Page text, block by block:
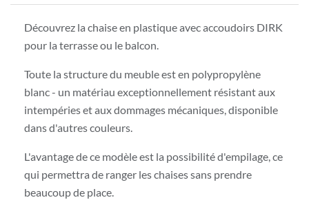
Découvrez la chaise en plastique avec accoudoirs DIRK
pour la terrasse ou le balcon.
Toute la structure du meuble est en polypropylène
blanc - un matériau exceptionnellement résistant aux
intempéries et aux dommages mécaniques, disponible
dans d'autres couleurs.
L'avantage de ce modèle est la possibilité d'empilage, ce
qui permettra de ranger les chaises sans prendre
beaucoup de place.